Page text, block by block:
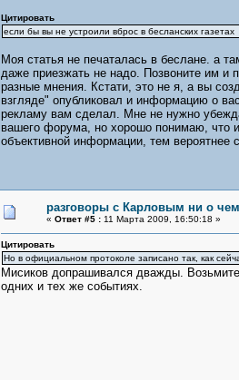
Цитировать
если бы вы не устроили вброс в бесланских газетах
Моя статья не печаталась в беслане. а
даже приезжать не надо. Позвоните им и
разные мнения. Кстати, это не я, а вы
взгляде" опубликовал и информацию о
рекламу вам сделал. Мне не нужно
вашего форума, но хорошо понимаю, что
объективной информации, тем вероятнее
разговоры с Карловым ни о
« Ответ #5 :11 Марта 2009, 16:50:18 »
Цитировать
Но в официальном протоколе записано так, как
Мисиков допрашивался дважды.
одних и тех же событиях.